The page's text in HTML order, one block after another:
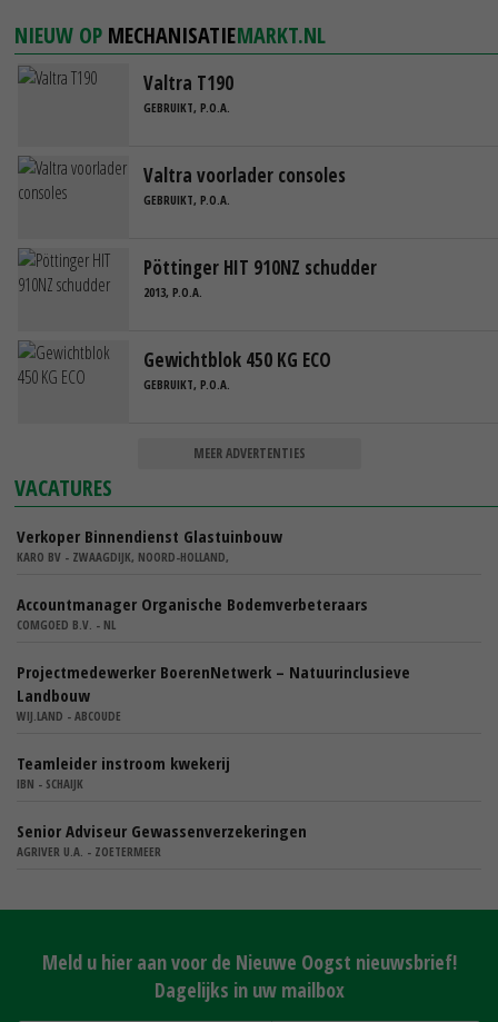
NIEUW OP MECHANISATIEMARKT.NL
Valtra T190
GEBRUIKT, P.O.A.
Valtra voorlader consoles
GEBRUIKT, P.O.A.
Pöttinger HIT 910NZ schudder
2013, P.O.A.
Gewichtblok 450 KG ECO
GEBRUIKT, P.O.A.
MEER ADVERTENTIES
VACATURES
Verkoper Binnendienst Glastuinbouw
KARO BV - ZWAAGDIJK, NOORD-HOLLAND,
Accountmanager Organische Bodemverbeteraars
COMGOED B.V. - NL
Projectmedewerker BoerenNetwerk – Natuurinclusieve
Landbouw
WIJ.LAND - ABCOUDE
Teamleider instroom kwekerij
IBN - SCHAIJK
Senior Adviseur Gewassenverzekeringen
AGRIVER U.A. - ZOETERMEER
Meld u hier aan voor de Nieuwe Oogst nieuwsbrief!
Dagelijks in uw mailbox